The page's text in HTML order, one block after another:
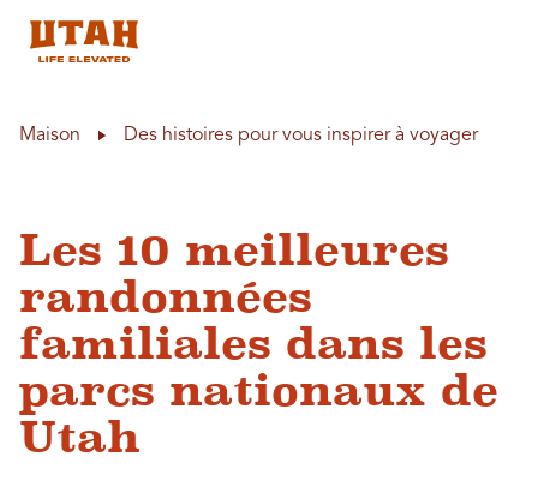
Maison Des histoires pour vous inspirer à voyager
Les 10 meilleures
randonnées
familiales dans les
parcs nationaux de
Utah